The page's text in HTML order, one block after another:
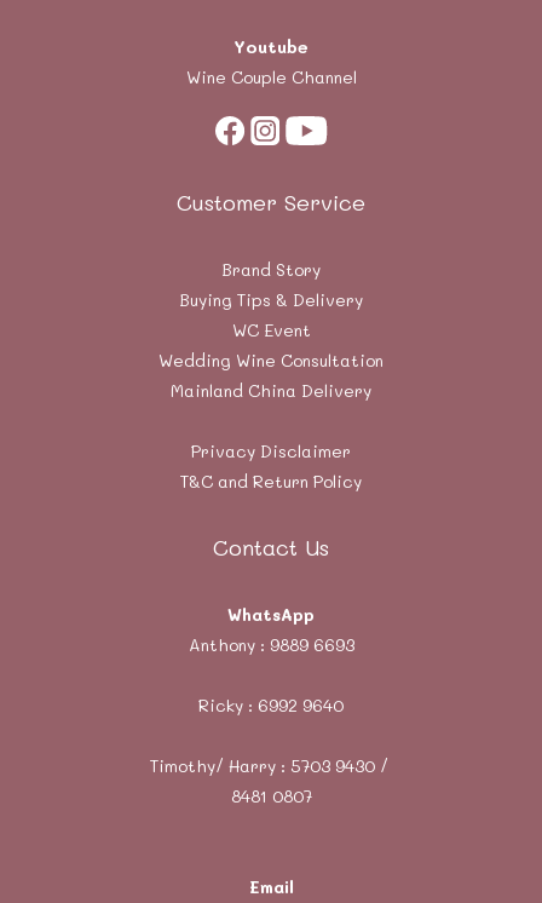
Youtube
Wine Couple Channel
Customer Service
Brand Story
Buying Tips & Delivery
WC Event
Wedding Wine Consultation
Mainland China Delivery
Privacy Disclaimer
T&C and Return Policy
Contact Us
WhatsApp
Anthony : 9889 6693
Ricky : 6992 9640
Timothy/ Harry : 5703 9430 /
8481 0807
Email